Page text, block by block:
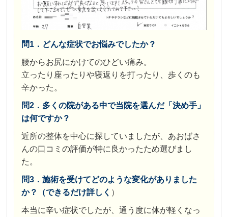
問1．どんな症状でお悩みでしたか？
腰からお尻にかけてのひどい痛み。
立ったり座ったりや寝返りを打ったり、歩くのも
辛かった。
問2．多くの院がある中で当院を選んだ「決め手」
は何ですか？
近所の整体を中心に探していましたが、あおばさ
んの口コミの評価が特に良かったため選びまし
た。
問3．施術を受けてどのような変化がありました
か？（できるだけ詳しく ）
本当に辛い症状でしたが、通う度に体が軽くなっ